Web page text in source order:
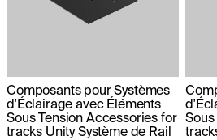
Composants pour Systèmes
d'Éclairage avec Éléments
Sous Tension Accessories for
tracks Unity Système de Rail